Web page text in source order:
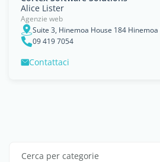
Alice Lister
Agenzie web
09 419 7054
Contattaci
Cerca per categorie